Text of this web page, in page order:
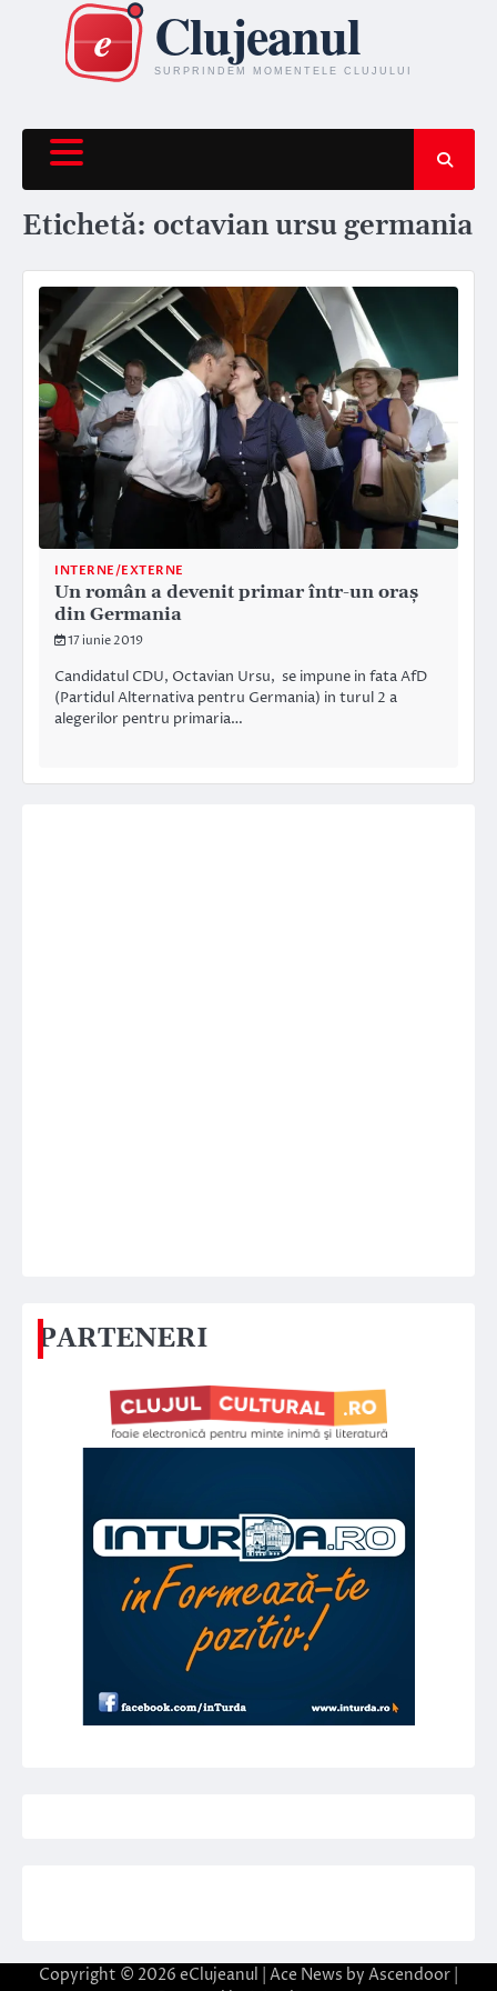
content
Etichetă: octavian ursu germania
INTERNE/EXTERNE
Un român a devenit primar într-un oraș
din Germania
17 iunie 2019
Candidatul CDU, Octavian Ursu, se impune in fata AfD
(Partidul Alternativa pentru Germania) in turul 2 a
alegerilor pentru primaria…
PARTENERI
Copyright © 2026 eClujeanul | Ace News by Ascendoor